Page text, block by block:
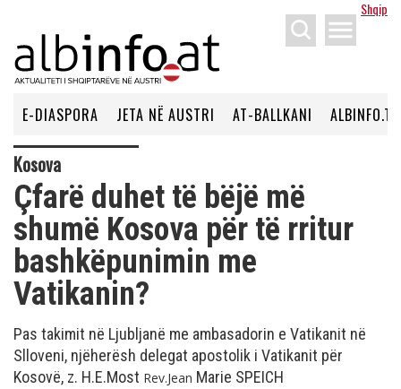
Shqip
menu
E-DIASPORA JETA NË AUSTRI AT-BALLKANI ALBINFO.TV
Kosova
Çfarë duhet të bëjë më
shumë Kosova për të rritur
bashkëpunimin me
Vatikanin?
Pas takimit në Ljubljanë me ambasadorin e Vatikanit në
Slloveni, njëherësh delegat apostolik i Vatikanit për
Kosovë, z. H.E.Most Rev.Jean Marie SPEICH